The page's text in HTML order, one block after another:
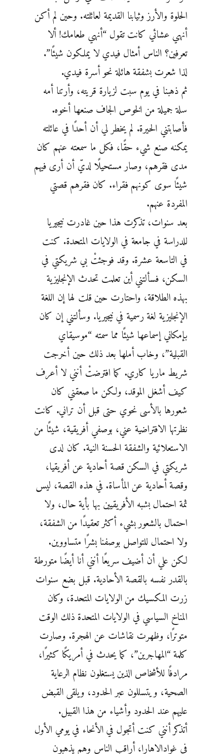
الحلوة والأرز وثيابنا القديمة لعائلته. وحين لم أكن
أنهي عشائي كانت تقول “أنهي طعامك! ألا
تعرفين؟ الناس أمثال فيدي لا يملكون شيئًا”.
لذا شعرت بشفقة هائلة نحو أسرة فيدي.
ثم ذهبنا في يوم سبت لزيارة قريته، وأرتنا أمه
سلة جميلة من الخوص الجاف صنعها أخوه.
فأصابتني الحيرة. لم يخطر لي أن أحدًا في عائلته
يمكنه صنع شيء حقًا، فكل ما سمعته عنهم كان
مدى فقرهم، وصار مستحيلًا لديّ أن أرى فيهم
شيئًا سوى كونهم فقراء. كان فقرهم قصتي
المفردة عنهم.
بعد سنوات، تذكرت هذا حين غادرت نيجيريا
للدراسة في جامعة في الولايات المتحدة. كنت
في التاسعة عشرة. وقد فوجئتْ بي شريكتي في
السكن، فسألتني أين تعلمت تحدث الإنجليزية
بهذه الطلاقة، واحتارت حين قلت لها إن اللغة
الإنجليزية لغة رسمية في نيجيريا. وسألتني إن كان
بإمكاني إسماعها شيئًا مما سمته “موسيقاي
القبلية”، وخاب أملها بعد ذلك حين أخرجت
شريط ماريا كاري. كما افترضتْ أنني لا أعرف
كيف أشغل الموقد، ولكن ما صعقني كان
شعورها بالأسى نحوي حتى قبل أن تراني. كانت
نظرتها الافتراضية عني، بوصفي أفريقية، شيئًا من
الاستعلائية والشفقة الحسنة النية. كان لدى
شريكتي في السكن قصة أحادية عن أفريقيا،
وقصة أحادية عن المأساة. في هذه القصة، ليس
ثمة احتمال بشبه الأفريقيين بها بأية حال، ولا
احتمال بالشعور بشيء أكثر تعقيدًا من الشفقة،
ولا احتمال للتواصل بوصفنا بشرًا متساووين.
لكن علي أن أضيف سريعًا أنني أنا أيضًا متورطة
بالقدر نفسه بالقصة الأحادية. قبل بضع سنوات
زرت المكسيك من الولايات المتحدة، وكان
المناخ السياسي في الولايات المتحدة ذلك الوقت
متوترًا، وظهرت نقاشات عن الهجرة. وصارت
كلمة “المهاجرين”، كما يحدث في أمريكًا كثيرًا،
مرادفًا للأشخاص الذين يستغلون نظام الرعاية
الصحية، ويتسللون عبر الحدود، ويلقى القبض
عليهم عند الحدود وأشياء من هذا القبيل.
أتذكر أنني كنت أتجول في الأنحاء في يومي الأول
في غوادالاهارا، أراقب الناس وهم يذهبون